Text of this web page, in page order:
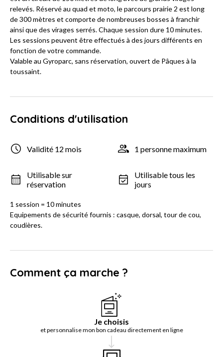
relevés. Réservé au quad et moto, le parcours prairie 2 est long
de 300 mètres et comporte de nombreuses bosses à franchir
ainsi que des virages serrés. Chaque session dure 10 minutes.
Les sessions peuvent être effectués à des jours différents en
fonction de votre commande.
Valable au Gyroparc, sans réservation, ouvert de Pâques à la
toussaint.
Conditions d'utilisation
Validité 12 mois 1 personne maximum
Utilisable sur
réservation
Utilisable tous les
jours
1 session = 10 minutes
Equipements de sécurité fournis : casque, dorsal, tour de cou,
coudières.
Comment ça marche ?
Je choisis
et personnalise mon bon cadeau directement en ligne